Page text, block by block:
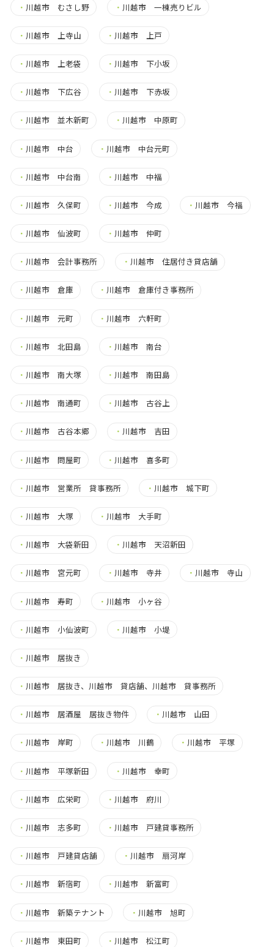
・ 川越市 むさし野 ・ 川越市 一棟売りビル
・ 川越市 上寺山 ・ 川越市 上戸
・ 川越市 上老袋 ・ 川越市 下小坂
・ 川越市 下広谷 ・ 川越市 下赤坂
・ 川越市 並木新町 ・ 川越市 中原町
・ 川越市 中台 ・ 川越市 中台元町
・ 川越市 中台南 ・ 川越市 中福
・ 川越市 久保町 ・ 川越市 今成 ・ 川越市 今福
・ 川越市 仙波町 ・ 川越市 仲町
・ 川越市 会計事務所 ・ 川越市 住居付き貸店舗
・ 川越市 倉庫 ・ 川越市 倉庫付き事務所
・ 川越市 元町 ・ 川越市 六軒町
・ 川越市 北田島 ・ 川越市 南台
・ 川越市 南大塚 ・ 川越市 南田島
・ 川越市 南通町 ・ 川越市 古谷上
・ 川越市 古谷本郷 ・ 川越市 吉田
・ 川越市 問屋町 ・ 川越市 喜多町
・ 川越市 営業所 貸事務所 ・ 川越市 城下町
・ 川越市 大塚 ・ 川越市 大手町
・ 川越市 大袋新田 ・ 川越市 天沼新田
・ 川越市 宮元町 ・ 川越市 寺井 ・ 川越市 寺山
・ 川越市 寿町 ・ 川越市 小ヶ谷
・ 川越市 小仙波町 ・ 川越市 小堤
・ 川越市 居抜き
・ 川越市 居抜き、川越市 貸店舗、川越市 貸事務所
・ 川越市 居酒屋 居抜き物件 ・ 川越市 山田
・ 川越市 岸町 ・ 川越市 川鶴 ・ 川越市 平塚
・ 川越市 平塚新田 ・ 川越市 幸町
・ 川越市 広栄町 ・ 川越市 府川
・ 川越市 志多町 ・ 川越市 戸建貸事務所
・ 川越市 戸建貸店舗 ・ 川越市 扇河岸
・ 川越市 新宿町 ・ 川越市 新富町
・ 川越市 新築テナント ・ 川越市 旭町
・ 川越市 東田町 ・ 川越市 松江町